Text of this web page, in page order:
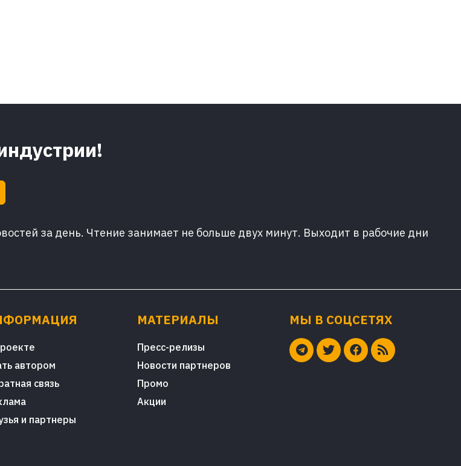
за день. Чтение занимает не больше двух минут. Выходит в рабочие дни
автором
связь
и партнеры
МАТЕРИАЛЫ
Пресс-релизы
Новости партнеров
Промо
Акции
МЫ В СОЦСЕТЯХ